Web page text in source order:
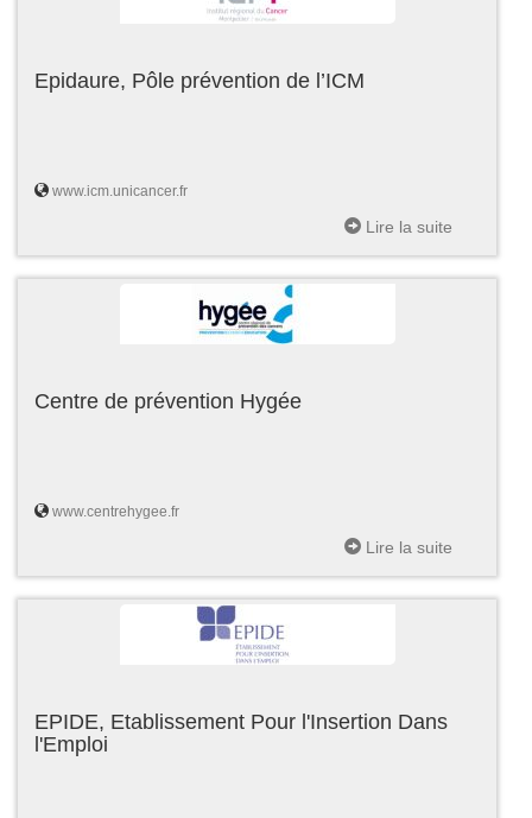
Epidaure, Pôle prévention de l’ICM
www.icm.unicancer.fr
Lire la suite
Centre de prévention Hygée
www.centrehygee.fr
Lire la suite
EPIDE, Etablissement Pour l'Insertion Dans
l'Emploi